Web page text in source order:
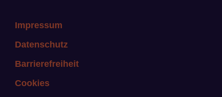
Impressum
Datenschutz
Barrierefreiheit
Cookies